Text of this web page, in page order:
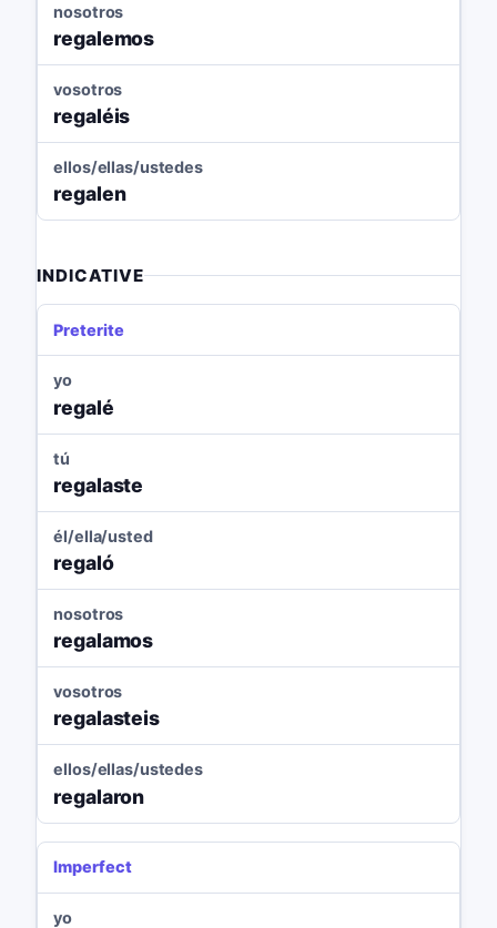
nosotros
regalemos
vosotros
regaléis
ellos/ellas/ustedes
regalen
INDICATIVE
Preterite
yo
regalé
tú
regalaste
él/ella/usted
regaló
nosotros
regalamos
vosotros
regalasteis
ellos/ellas/ustedes
regalaron
Imperfect
yo